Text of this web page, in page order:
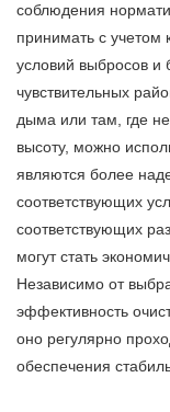
соблюдения
принимать с учетом
условий выбросов и
чувствительных
дыма или там, где
высоту, можно
являются более
соответствующих
соответствующих
могут стать
Независимо от
эффективность
оно регулярно
обеспечения